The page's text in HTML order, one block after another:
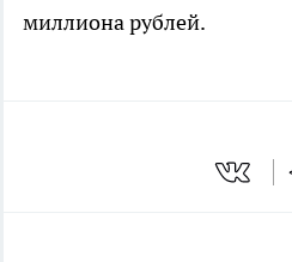
миллиона рублей.